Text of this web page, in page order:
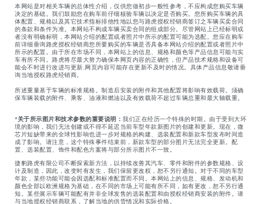
本网站是对相关车辆的总体性介绍，仅供您做初步一般性参考，不应构成您购买车辆
决定的基础。我们鼓励您在购车前仔细核验车辆以决定是否购买。您所购买车辆的具
体配置、规格以及其它技术指标排他性地以您与路虎授权经销商签订之车辆买卖合同
的条款和条件为准。本网站不构成车辆买卖合同的组成部分。尽管网站上已经标明或
者没有明确标明，本网站介绍的配置或者照片中所示的配置可能为选配。您应在购车
前详细垂询路虎授权经销商您所要购买的车辆是否具备本网站介绍的配置或者照片中
所示的配置。由于所在市场不同，本网站上的信息、规格和颜色等产品信息可能与实
车有所不同。路虎将尽最大努力确保本网页内容的正确性，但产品技术规格和设备可
能会不时进行改进与更新,网页内容可能存在更新不及时的情况。具体产品信息敬请垂
询当地授权路虎经销商。
所述重量基于车辆的标准规格。制造后安装的附件和其他配置将影响有效载荷。须确
保车辆装载的附件、乘客、油液和燃油以及有效载荷不超过车辆总重和最大轴载重。
*关于所示图片和技术参数的重要说明： 我们正在经历一个特殊的时期。由于受到大环
境的影响，我们无法创建或不得不延迟当前车型年款新图片的创建和更新。现在，微
芯片短缺带来的全球性影响也进一步对规格的构建、选装配置和新款车型发布时间造
成了影响。请注意，这个特殊事件结束前，新款车型的部分图片无法完全更新。配
置、选装配置、饰件和配色方案将与部分所示图片不一致。
捷豹路虎有限公司不断探索新方法，以持续改善其汽车、零件和附件的参数规格、设
计及制造，因此，改变时有发生，我们保留更改权，恕不另行通知。对于不同的车型
年款，某些功能可能会因选配和标准配置而不同。本网站上的信息、规格、发动机和
颜色全部以欧洲规格为基础，在不同的市场上可能有所不同，如有更改，恕不另行通
知。某些展示车辆可能配有并非全球发售的选装配置和由授权经销商安装的附件。请
与当地授权经销商联系，了解当地的供货情况和实际价格。